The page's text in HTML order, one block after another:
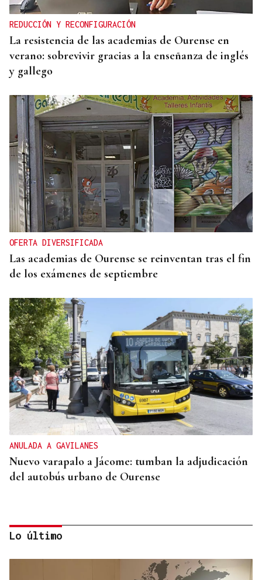
REDUCCIÓN Y RECONFIGURACIÓN
La resistencia de las academias de Ourense en
verano: sobrevivir gracias a la enseñanza de inglés
y gallego
OFERTA DIVERSIFICADA
Las academias de Ourense se reinventan tras el fin
de los exámenes de septiembre
ANULADA A GAVILANES
Nuevo varapalo a Jácome: tumban la adjudicación
del autobús urbano de Ourense
Lo último